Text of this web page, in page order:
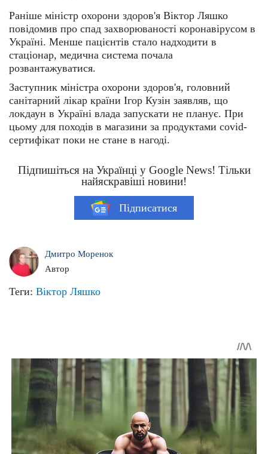
Раніше міністр охорони здоров'я Віктор Ляшко
повідомив про спад захворюваності коронавірусом в
Україні. Менше пацієнтів стало надходити в
стаціонар, медична система почала
розвантажуватися.
Заступник міністра охорони здоров'я, головний
санітарний лікар країни Ігор Кузін заявляв, що
локдаун в Україні влада запускати не планує. При
цьому для походів в магазини за продуктами covid-
сертифікат поки не стане в нагоді.
Підпишіться на Українці у Google News! Тільки
найяскравіші новини!
Підписатися
Дмитро Моренок
Автор
Теги: Віктор Ляшко